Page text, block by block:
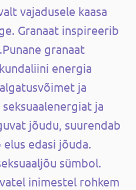
vajadusele kaasa
Granaat inspireerib
granaat
energia
ja
ja
jõudu, suurendab
edasi jõuda.
sümbol.
inimestel rohkem